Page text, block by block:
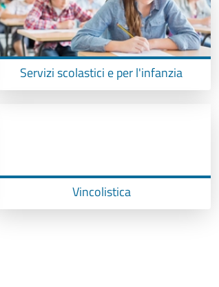
Servizi scolastici e per l'infanzia
Vincolistica